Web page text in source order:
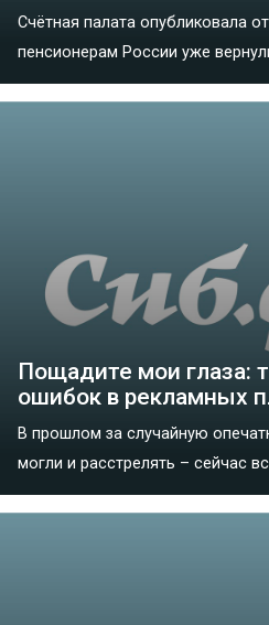
Счётная палата опубликовала
пенсионерам России уже
Пощадите мои глаза:
ошибок в рекламных
В прошлом за случайную
могли и расстрелять – сейчас